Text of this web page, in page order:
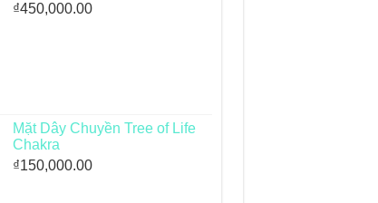
₫450,000.00
Mặt Dây Chuyền Tree of Life
Chakra
₫150,000.00